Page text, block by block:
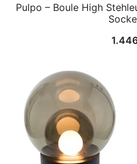
Pulpo – Boule High